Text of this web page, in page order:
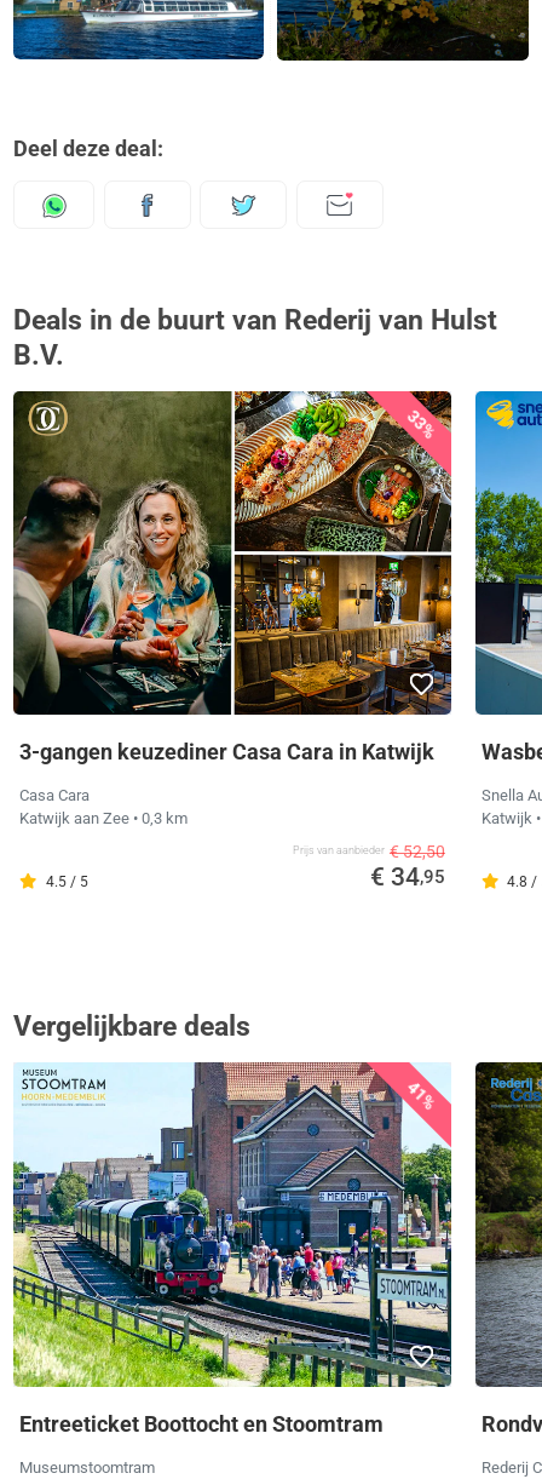
Deel deze deal:
Deals in de buurt van Rederij van Hulst
B.V.
33%
3-gangen keuzediner Casa Cara in Katwijk
Casa Cara
Katwijk aan Zee • 0,3 km
4.5 / 5
Prijs van aanbieder € 52,50
€ 34,95
Snella
Katwijk
4.8 /
Vergelijkbare deals
41%
Entreeticket Boottocht en Stoomtram
Museumstoomtram
Rederij